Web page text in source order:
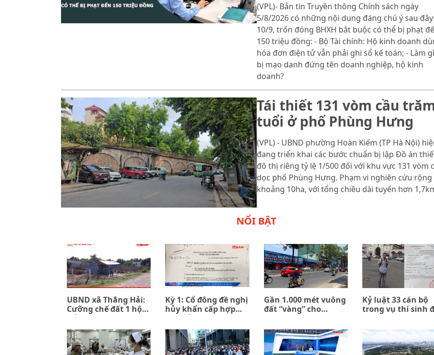
(VPL)- Bản tin Truyền thông Chính sách ngày
5/8/2026 có những nội dung đáng chú ý sau
10/9, trốn đóng BHXH bắt buộc có thể bị phạt
150 triệu đồng: - Bộ Tài chính: Hộ kinh doanh
hóa đơn điện tử vẫn phải ghi sổ kế toán; - Làm
bị mạo danh đứng tên doanh nghiệp, hộ kinh
doanh?
Tái thiết 131 vòm cầu
tuổi ở phố Phùng Hưng
(VPL) - UBND phường Hoàn Kiếm (TP Hà Nội)
đang triển khai các bước chuẩn bị lập Đồ án
đô thị riêng tỷ lệ 1/500 đối với khu vực 131 vòm
dọc phố Phùng Hưng. Phạm vi nghiên cứu rộng
khoảng 10ha, với tổng chiều dài tuyến hơn
NỔI BẬT
UBND xã Thắng Hải:
Cưỡng chế đất 1 hộ
để đền bù 7 hộ (kỳ 1)
Kỳ 1: Cổ đông đề nghị
hủy khẩn cấp hợp
đồng ủy quyền giữa
PPIP và Sacombank
Gần 1.000 mét vuông
đất “vàng” cho
Kỷ luật 33 cán bộ
trong vụ thí sinh
trả về